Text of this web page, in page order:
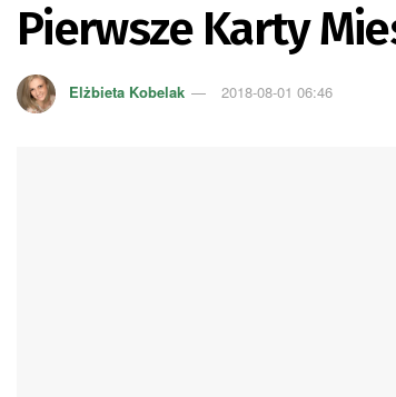
Pierwsze Karty
Elżbieta Kobelak 2018-08-01 06:46